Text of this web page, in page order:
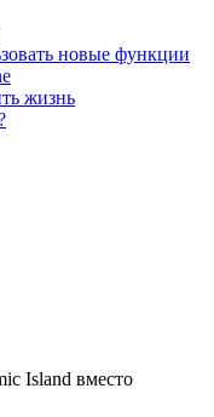
новые функции
жизнь
Island вместо